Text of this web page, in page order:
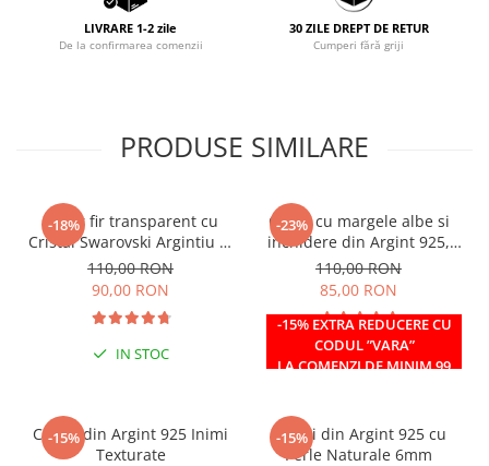
LIVRARE 1-2 zile
De la confirmarea comenzii
30 ZILE DREPT DE RETUR
Cumperi fără griji
PRODUSE SIMILARE
-18%
Colier fir transparent cu
Cristal Swarovski Argintiu in
Caseta din Argint 925
110,00 RON
90,00 RON
IN STOC
-23%
-15% EXTRA REDUCERE CU
CODUL ”VARA”
LA COMENZI DE MINIM 99
Colier cu margele albe si
inchidere din Argint 925,
reglabil 38-41 cm
110,00 RON
85,00 RON
IN STOC
-15%
Cercei din Argint 925 Inimi
Texturate
-15%
Cercei din Argint 925 cu
Perle Naturale 6mm